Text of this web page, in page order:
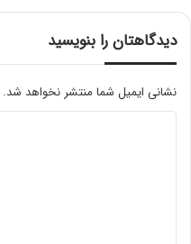
دیدگاهتان را بنویسید
نشانی ایمیل شما منتشر نخواهد شد.